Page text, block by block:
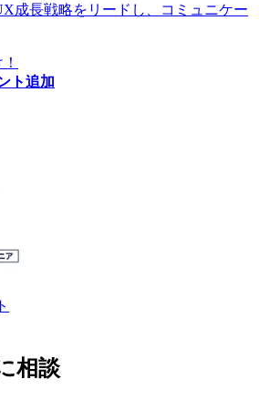
成長戦略をリードし、コミュニケー
ト追加
相談